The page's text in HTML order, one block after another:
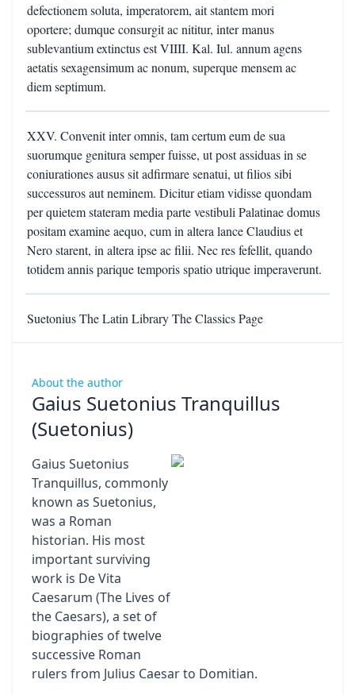
defectionem soluta, imperatorem, ait stantem mori
oportere; dumque consurgit ac nititur, inter manus
sublevantium extinctus est VIIII. Kal. Iul. annum agens
aetatis sexagensimum ac nonum, superque mensem ac
diem septimum.
XXV. Convenit inter omnis, tam certum eum de sua
suorumque genitura semper fuisse, ut post assiduas in se
coniurationes ausus sit adfirmare senatui, ut filios sibi
successuros aut neminem. Dicitur etiam vidisse quondam
per quietem stateram media parte vestibuli Palatinae domus
positam examine aequo, cum in altera lance Claudius et
Nero starent, in altera ipse ac filii. Nec res fefellit, quando
totidem annis parique temporis spatio utrique imperaverunt.
Suetonius The Latin Library The Classics Page
About the author
Gaius Suetonius Tranquillus
(Suetonius)
Gaius Suetonius
Tranquillus, commonly
known as Suetonius,
was a Roman
historian. His most
important surviving
work is De Vita
Caesarum (The Lives of
the Caesars), a set of
biographies of twelve
successive Roman
rulers from Julius Caesar to Domitian.